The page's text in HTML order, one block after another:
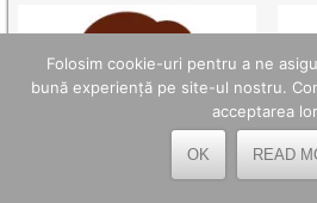
Folosim cookie-uri pentru a ne
bună experiență pe site-ul nostru.
acceptarea
OK READ